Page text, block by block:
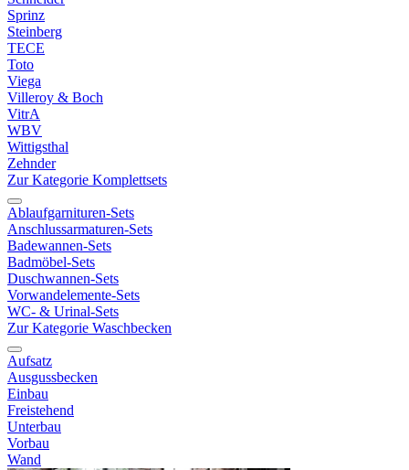
Sprinz
Steinberg
TECE
Toto
Viega
Villeroy & Boch
VitrA
WBV
Wittigsthal
Zehnder
Zur Kategorie Komplettsets
Ablaufgarnituren-Sets
Anschlussarmaturen-Sets
Badewannen-Sets
Badmöbel-Sets
Duschwannen-Sets
Vorwandelemente-Sets
WC- & Urinal-Sets
Zur Kategorie Waschbecken
Aufsatz
Ausgussbecken
Einbau
Freistehend
Unterbau
Vorbau
Wand